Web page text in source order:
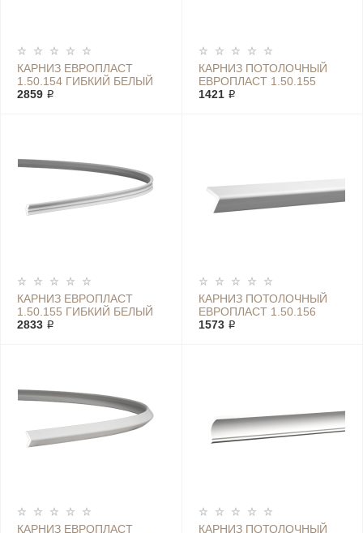
КАРНИЗ ЕВРОПЛАСТ
1.50.154 ГИБКИЙ БЕЛЫЙ
2859 ₽
КАРНИЗ ПОТОЛОЧНЫЙ
ЕВРОПЛАСТ 1.50.155
1421 ₽
КАРНИЗ ЕВРОПЛАСТ
1.50.155 ГИБКИЙ БЕЛЫЙ
2833 ₽
КАРНИЗ ПОТОЛОЧНЫЙ
ЕВРОПЛАСТ 1.50.156
1573 ₽
КАРНИЗ ЕВРОПЛАСТ
КАРНИЗ ПОТОЛОЧНЫЙ